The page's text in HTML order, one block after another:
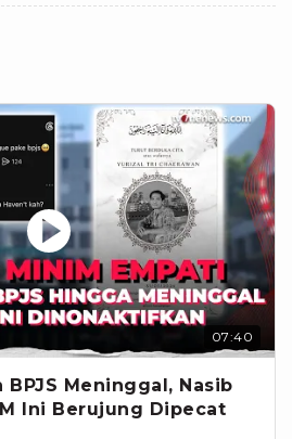
07:40
BPJS Meninggal, Nasib
Ini Berujung Dipecat